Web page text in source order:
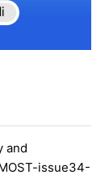
and
issue34-